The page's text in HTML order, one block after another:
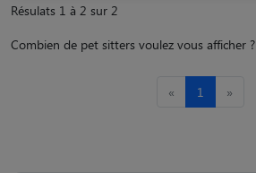
Résulats 1 à 2 sur 2
Combien de pet sitters voulez vous afficher ?
« 1 »